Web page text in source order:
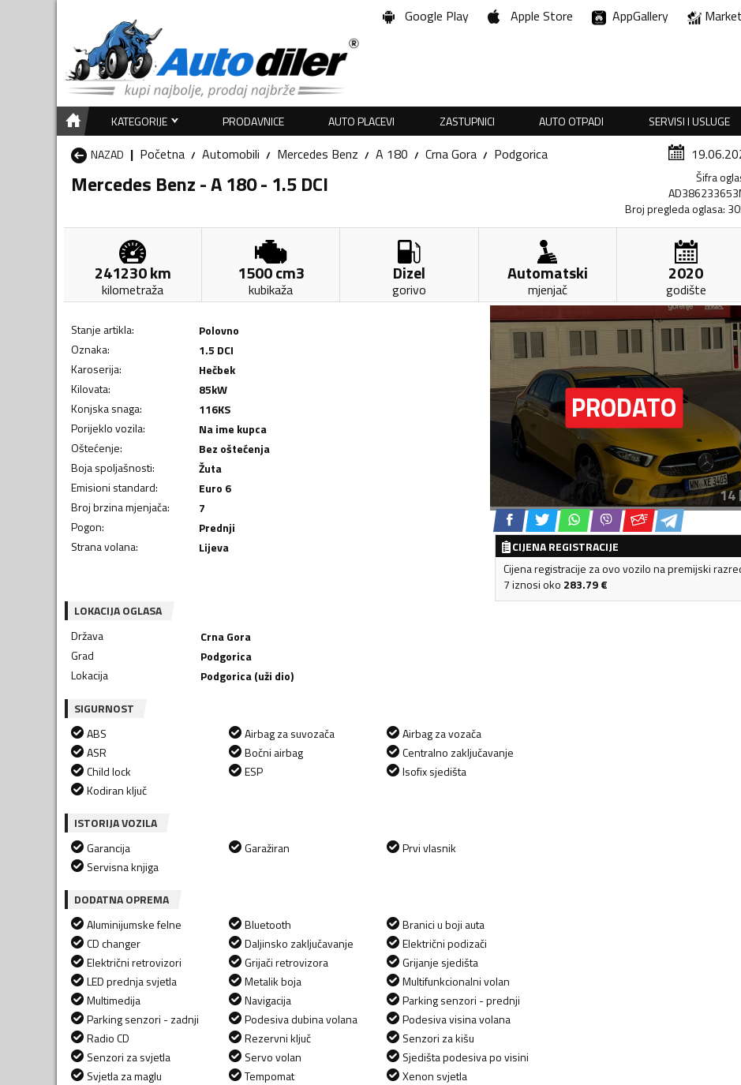
Google Play Apple Store AppGallery
KATEGORIJE PRODAVNICE AUTO PLACEVI ZASTUPNICI AUTO OTPADI SERVISI I USLUGE
NAZAD
Početna Automobili Mercedes Benz A 180 Crna Gora Podgorica
Mercedes Benz - A 180 - 1.5 DCI Šifra
Broj pregleda oglasa:
241230km
kilometraža
1500cm3
kubikaža
Dizel
gorivo
Automatski
mjenjač
2020
godište
Stanje artikla:
Polovno
Oznaka:
1.5 DCI
Karoserija:
Hečbek
Kilovata: 85kW
Konjska snaga: 116KS
Porijeklo vozila:
Na ime kupca
Oštećenje:
Bez oštećenja
Boja spoljašnosti:
Žuta
Emisioni standard:
Euro 6
Broj brzina mjenjača:
7
Pogon:
Prednji
Strana volana: Lijeva
14
CIJENA REGISTRACIJE
Cijena registracije za ovo vozilo na premijski
7 iznosi oko 283.79€
LOKACIJA OGLASA
Država
Crna Gora
Grad
Podgorica
Lokacija
Podgorica (uži dio)
SIGURNOST
ABS
ASR
Child lock
Kodiran ključ
Airbag za suvozača
Bočni airbag
ESP
Airbag za vozača
Centralno zaključavanje
Isofix sjedišta
ISTORIJA VOZILA
Garancija
Servisna knjiga
Garažiran Prvi vlasnik
DODATNA OPREMA
Aluminijumske felne
CD changer
Električni retrovizori
LED prednja svjetla
Multimedija
Parking senzori - zadnji
Radio CD
Senzori za svjetla
Svjetla za maglu
Bluetooth
Daljinsko zaključavanje
Grijači retrovizora
Metalik boja
Navigacija
Podesiva dubina volana
Rezervni ključ
Servo volan
Tempomat
Branici u boji auta
Električni podizači
Grijanje sjedišta
Multifunkcionalni volan
Parking senzori - prednji
Podesiva visina volana
Senzori za kišu
Sjedišta podesiva po visini
Xenon svjetla